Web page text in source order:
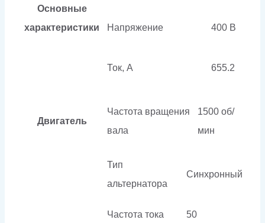
Основные
характеристики
Напряжение 400 В
Ток, А 655.2
Двигатель
Частота вращения
вала
1500 об/
мин
Тип
альтернатора
Синхронный
Частота тока 50